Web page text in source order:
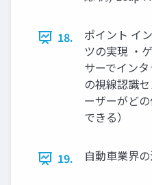
18.
ポイント イ
ツの実現 ・
サーでイン
の視線認識
ーザーがど
できる）
19. 自動車業界